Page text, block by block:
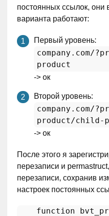
постоянных ссылок, они
варианта работают:
Первый уровень:
company.com/
product
-> ок
Второй уровень:
company.com/
product/child-
-> ок
После этого я
перезаписи и
перезаписи, сохранив
настроек постоянных
function